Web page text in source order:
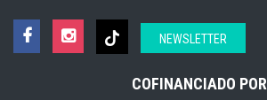
NEWSLETTER
COFINANCIADO POR